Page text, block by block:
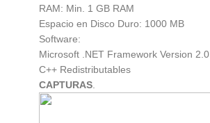
RAM: Min. 1 GB RAM
Espacio en Disco Duro: 1000 MB
Software:
Microsoft .NET Framework Version 2.0
C++ Redistributables
CAPTURAS